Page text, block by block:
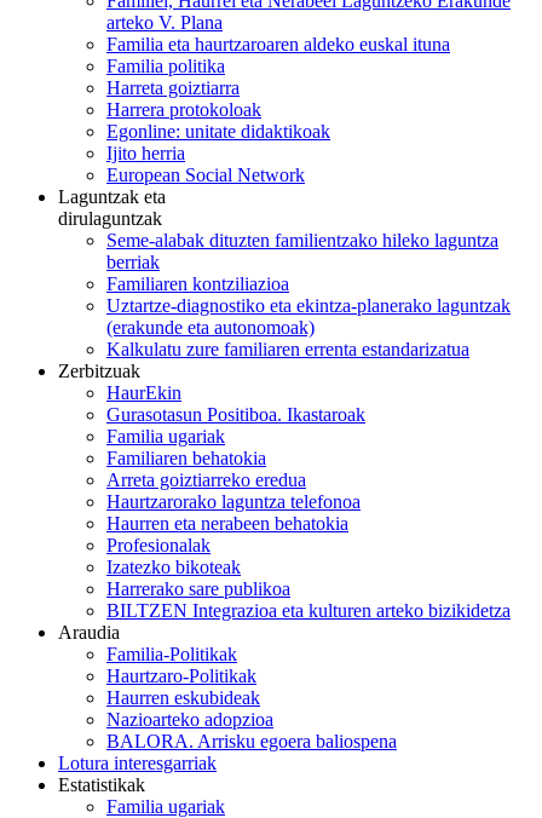
arteko V. Plana
Familia eta haurtzaroaren aldeko euskal ituna
Familia politika
Harreta goiztiarra
Harrera protokoloak
Egonline: unitate didaktikoak
Ijito herria
European Social Network
Laguntzak eta
dirulaguntzak
Seme-alabak dituzten familientzako hileko laguntza
berriak
Familiaren kontziliazioa
Uztartze-diagnostiko eta ekintza-planerako laguntzak
(erakunde eta autonomoak)
Kalkulatu zure familiaren errenta estandarizatua
Zerbitzuak
HaurEkin
Gurasotasun Positiboa. Ikastaroak
Familia ugariak
Familiaren behatokia
Arreta goiztiarreko eredua
Haurtzarorako laguntza telefonoa
Haurren eta nerabeen behatokia
Profesionalak
Izatezko bikoteak
Harrerako sare publikoa
BILTZEN Integrazioa eta kulturen arteko bizikidetza
Araudia
Familia-Politikak
Haurtzaro-Politikak
Haurren eskubideak
Nazioarteko adopzioa
BALORA. Arrisku egoera baliospena
Lotura interesgarriak
Estatistikak
Familia ugariak